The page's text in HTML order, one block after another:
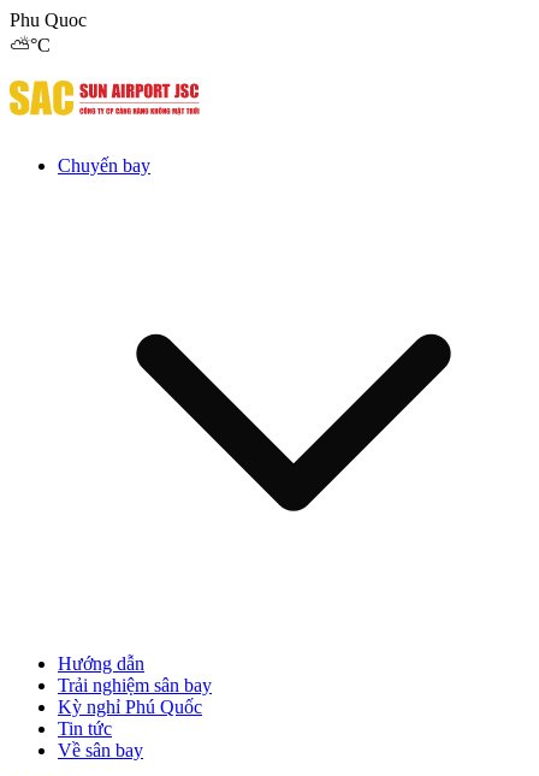
Phu Quoc
⛅°C
Chuyến bay
Hướng dẫn
Trải nghiệm sân bay
Kỳ nghỉ Phú Quốc
Tin tức
Về sân bay